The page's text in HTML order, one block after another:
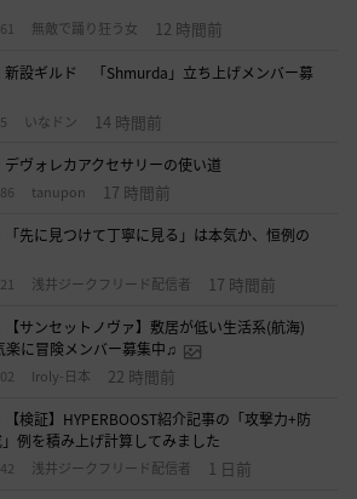
無敵で踊り狂う女 12 時間前
新設ギルド 「Shmurda」立ち上げメンバー募
いなドン 14 時間前
デヴォレカアクセサリーの使い道
tanupon 17 時間前
「先に見つけて丁寧に見る」は本気か、恒例の
浅井ジークフリード配信者 17 時間前
【サンセットノヴァ】敷居が低い生活系(航海)
に冒険メンバー募集中♫
Iroly-日本 22 時間前
【検証】HYPERBOOST紹介記事の「攻撃力+防
例を積み上げ計算してみました
浅井ジークフリード配信者 1 日前